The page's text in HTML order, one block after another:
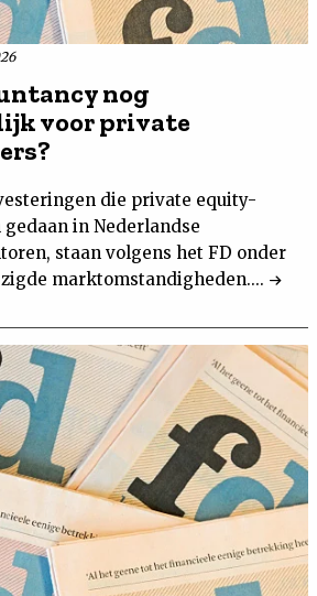
nog
voor private
die private equity-
in Nederlandse
staan volgens het FD onder
marktomstandigheden....